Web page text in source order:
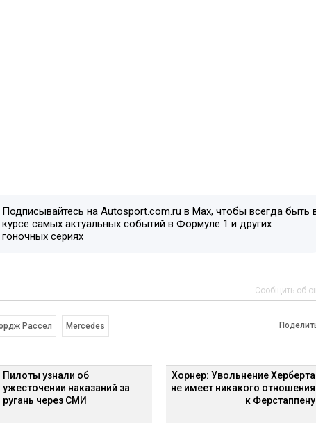
Подписывайтесь на Autosport.com.ru в Max, чтобы всегда быть
курсе самых актуальных событий в Формуле 1 и других
гоночных сериях
Сообщить об
Рассел Mercedes
Пилоты узнали об
ужесточении наказаний за
ругань через СМИ
Хорнер: Увольнение Херберта
не имеет никакого отношения
к Ферстаппену